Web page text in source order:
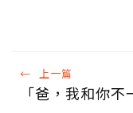
← 上一篇
「爸，我和你